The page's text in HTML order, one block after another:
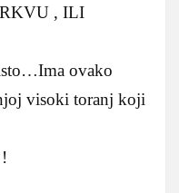
, ILI
ovako
visoki toranj koji